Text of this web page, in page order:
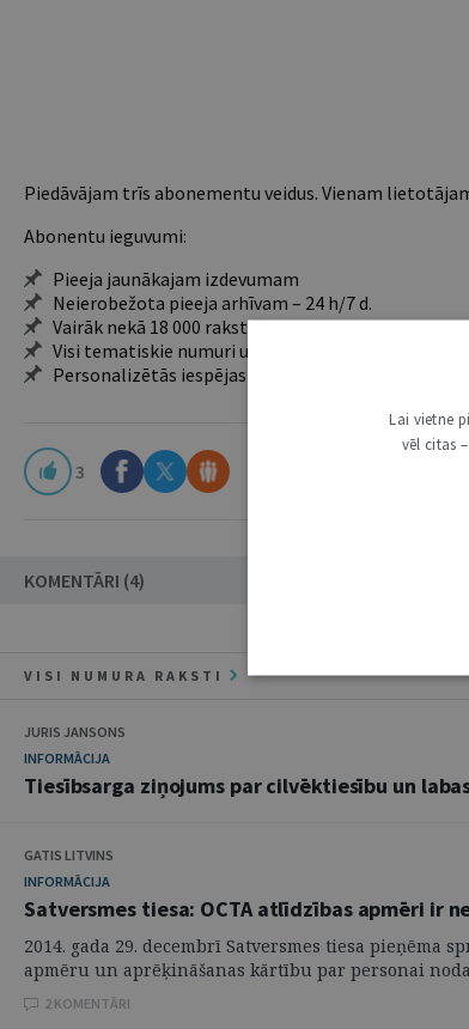
Piedāvājam trīs abonementu veidus. Vienam
Abonentu ieguvumi:
Pieeja jaunākajam izdevumam
Neierobežota pieeja arhīvam – 24 h/7 d.
Vairāk nekā 18 000 rakstu un 2000 autoru
Visi tematiskie numuri un ikgadējie grāmatžurnāli
Personalizētās iespējas – piezīmes, citāti, mapes
3
KOMENTĀRI (4)
VISI NUMURA RAKSTI
JURIS JANSONS
INFORMĀCIJA
Tiesībsarga ziņojums par cilvēktiesību un
GATIS LITVINS
INFORMĀCIJA
Satversmes tiesa: OCTA atlīdzības apmēri ir
2014. gada 29. decembrī Satversmes tiesa pieņēma
apmēru un aprēķināšanas kārtību par personai
2 KOMENTĀRI
Lai vietne
vēl citas